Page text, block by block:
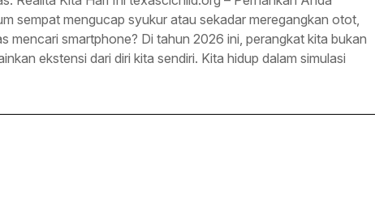
sempat mengucap syukur atau sekadar meregangkan otot,
mencari smartphone? Di tahun 2026 ini, perangkat kita bukan
ekstensi dari diri kita sendiri. Kita hidup dalam simulasi